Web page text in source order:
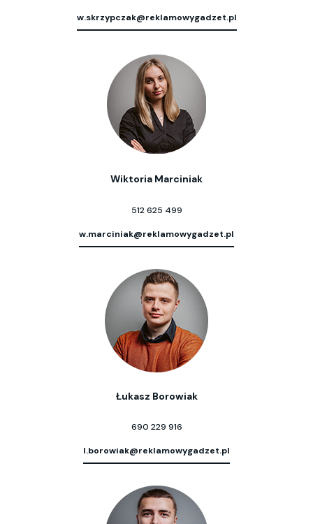
w.skrzypczak@reklamowygadzet.pl
Wiktoria Marciniak
512 625 499
w.marciniak@reklamowygadzet.pl
Łukasz Borowiak
690 229 916
l.borowiak@reklamowygadzet.pl